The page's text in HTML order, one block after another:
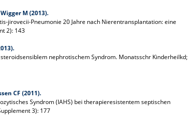
M (2013).
jirovecii-Pneumonie 20 Jahre nach Nierentransplantation: eine
2): 143
nephrotischem Syndrom. Monatsschr Kinderheilkd;
CF (2011).
Syndrom (IAHS) bei therapieresistentem septischen
3): 177